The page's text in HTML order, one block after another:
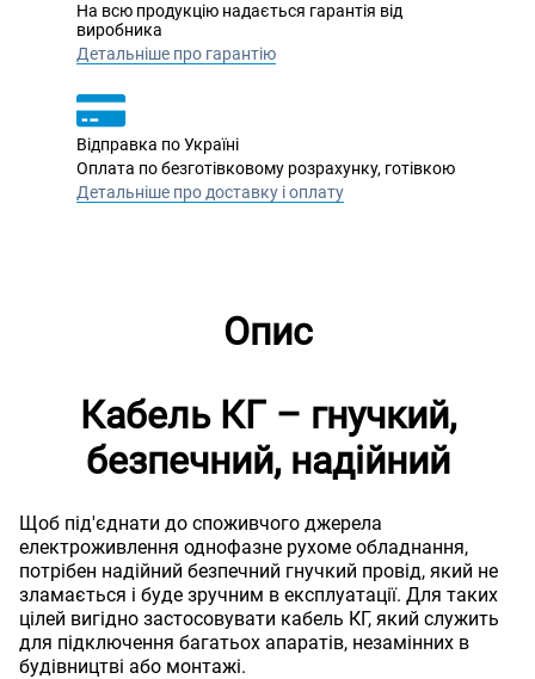
На всю продукцію надається гарантія від
виробника
Детальніше про гарантію
Відправка по Україні
Оплата по безготівковому розрахунку, готівкою
Детальніше про доставку і оплату
Опис
Кабель КГ – гнучкий,
безпечний, надійний
Щоб під'єднати до споживчого джерела
електроживлення однофазне рухоме обладнання,
потрібен надійний безпечний гнучкий провід, який не
зламається і буде зручним в експлуатації. Для таких
цілей вигідно застосовувати кабель КГ, який служить
для підключення багатьох апаратів, незамінних в
будівництві або монтажі.